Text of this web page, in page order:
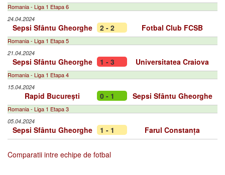
Romania - Liga 1 Etapa 6
24.04.2024
Sepsi Sfântu Gheorghe 2 - 2 Fotbal Club FCSB
Romania - Liga 1 Etapa 5
21.04.2024
Sepsi Sfântu Gheorghe 1 - 3 Universitatea Craiova
Romania - Liga 1 Etapa 4
15.04.2024
Rapid București 0 - 1 Sepsi Sfântu Gheorghe
Romania - Liga 1 Etapa 3
05.04.2024
Sepsi Sfântu Gheorghe 1 - 1 Farul Constanța
Comparatii intre echipe de fotbal